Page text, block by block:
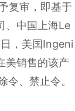
复审，即基于
、中国上海Le
，美国Ingeni
美销售的该产
、禁止令。